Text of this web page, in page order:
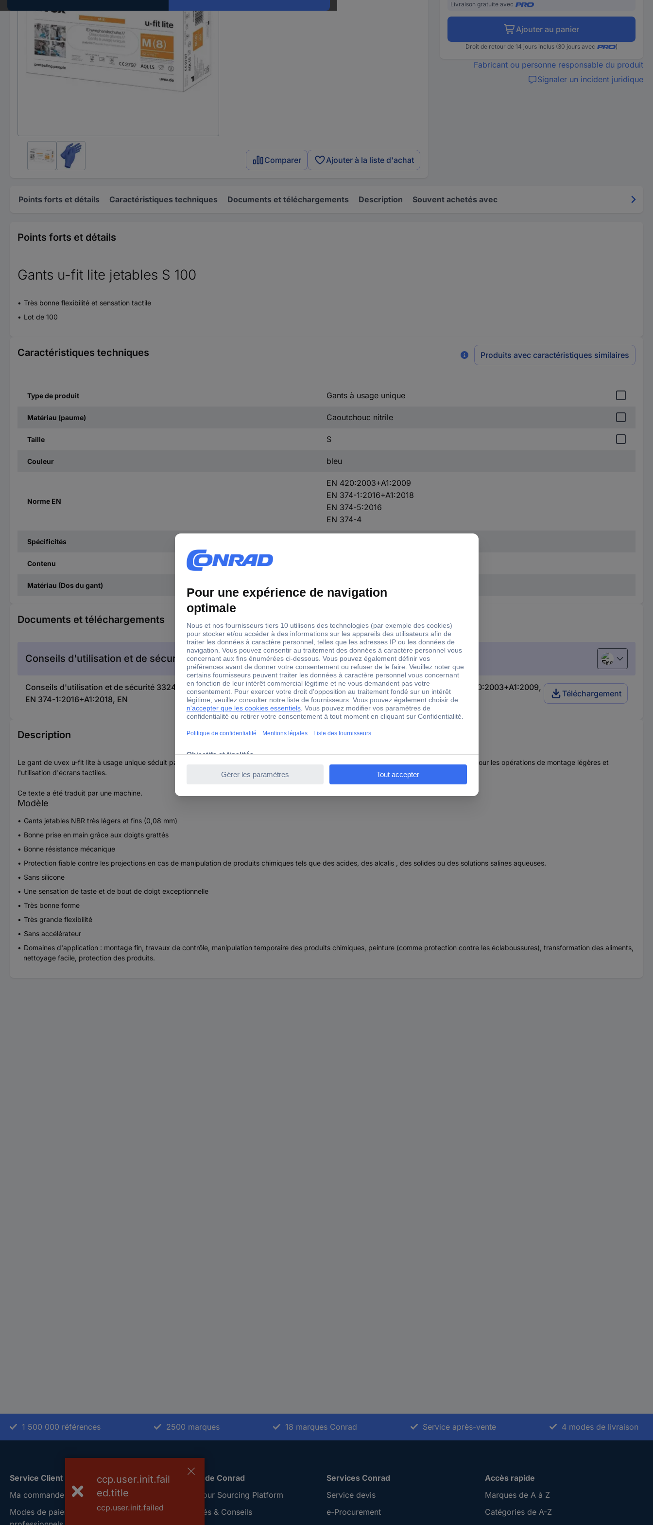
Comparer Ajouter à la liste d'achat
Livraison gratuite avec
Ajouter au panier
Droit de retour de 14 jours inclus (30 jours avec )
Fabricant ou personne responsable du produit
Signaler un incident juridique
Points forts et détails Caractéristiques techniques Documents et téléchargements Description Souvent achetés avec
Points forts et détails
Gants u-fit lite jetables S 100
Très bonne flexibilité et sensation tactile
Lot de 100
Caractéristiques techniques Produits avec caractéristiques similaires
Type de produit Gants à usage unique
Matériau (paume) Caoutchouc nitrile
Taille S
Couleur bleu
Norme EN
EN 420:2003+A1:2009
EN 374-1:2016+A1:2018
EN 374-5:2016
EN 374-4
Spécificités
Contenu
Matériau (Dos du gant)
Documents et téléchargements
Conseils d'utilisation et de sécurité Français
Conseils d'utilisation et de sécurité 3324583 uvex u-fit lite 6016807 100 pc(s) Gants à usage unique Taille (gants): S EN 420:2003+A1:2009,
EN 374-1:2016+A1:2018, EN
Téléchargement
Description
Le gant de uvex u-fit lite à usage unique séduit par son poids léger. Il est néanmoins bien protégé contre le battage et l'huile. Il est donc parfait pour les opérations de montage légères et
l'utilisation d'écrans tactiles.
Ce texte a été traduit par une machine.
Modèle
Gants jetables NBR très légers et fins (0,08 mm)
Bonne prise en main grâce aux doigts grattés
Bonne résistance mécanique
Protection fiable contre les projections en cas de manipulation de produits chimiques tels que des acides, des alcalis , des solides ou des solutions salines aqueuses.
Sans silicone
Une sensation de taste et de bout de doigt exceptionnelle
Très bonne forme
Très grande flexibilité
Sans accélérateur
Domaines d'application : montage fin, travaux de contrôle, manipulation temporaire des produits chimiques, peinture (comme protection contre les éclaboussures), transformation des aliments,
nettoyage facile, protection des produits.
1 500 000 références 2500 marques 18 marques Conrad Service après-vente 4 modes de livraison
Service Client
Ma commande
Modes de paiement pour les
A propos de Conrad
Conrad Your Sourcing Platform
Nouveautés & Conseils
Services Conrad
Service devis
e-Procurement
Accès rapide
Marques de A à Z
Catégories de A-Z
ccp.user.init.fail
ed.title
ccp.user.init.failed